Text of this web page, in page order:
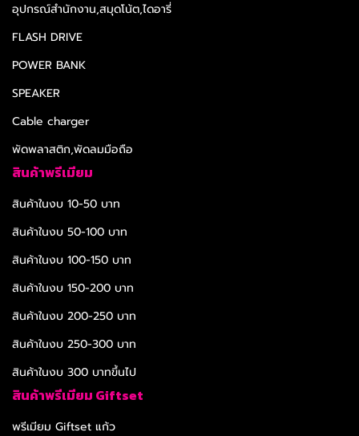
อุปกรณ์สำนักงาน,สมุดโน้ต,ไดอารี่
FLASH DRIVE
POWER BANK
SPEAKER
Cable charger
พัดพลาสติก,พัดลมมือถือ
สินค้าพรีเมียม
สินค้าในงบ 10-50 บาท
สินค้าในงบ 50-100 บาท
สินค้าในงบ 100-150 บาท
สินค้าในงบ 150-200 บาท
สินค้าในงบ 200-250 บาท
สินค้าในงบ 250-300 บาท
สินค้าในงบ 300 บาทขึ้นไป
สินค้าพรีเมียม Giftset
พรีเมียม Giftset แก้ว